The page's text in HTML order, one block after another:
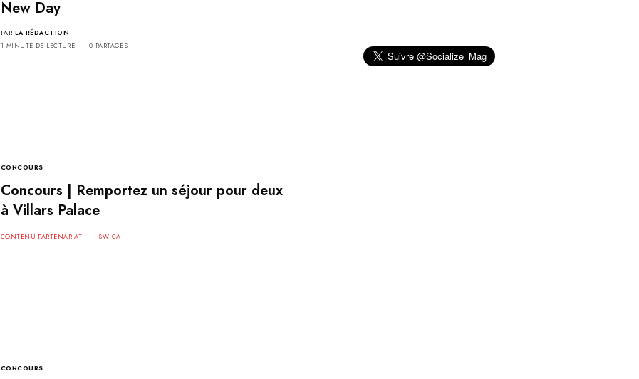
New Day
PAR LA RÉDACTION
1 MINUTE DE LECTURE
0 PARTAGES
CONCOURS
Concours | Remportez un séjour pour deux
à Villars Palace
CONTENU PARTENARIAT SWICA
CONCOURS